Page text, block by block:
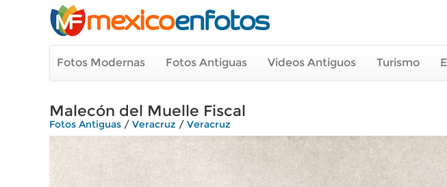
Fotos Modernas Fotos Antiguas Videos Antiguos Turismo
Malecón del Muelle Fiscal
Fotos Antiguas / Veracruz / Veracruz